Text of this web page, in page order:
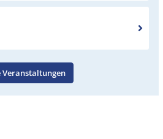
Veranstaltungen